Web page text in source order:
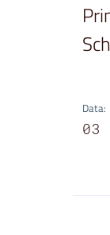
Data:
03